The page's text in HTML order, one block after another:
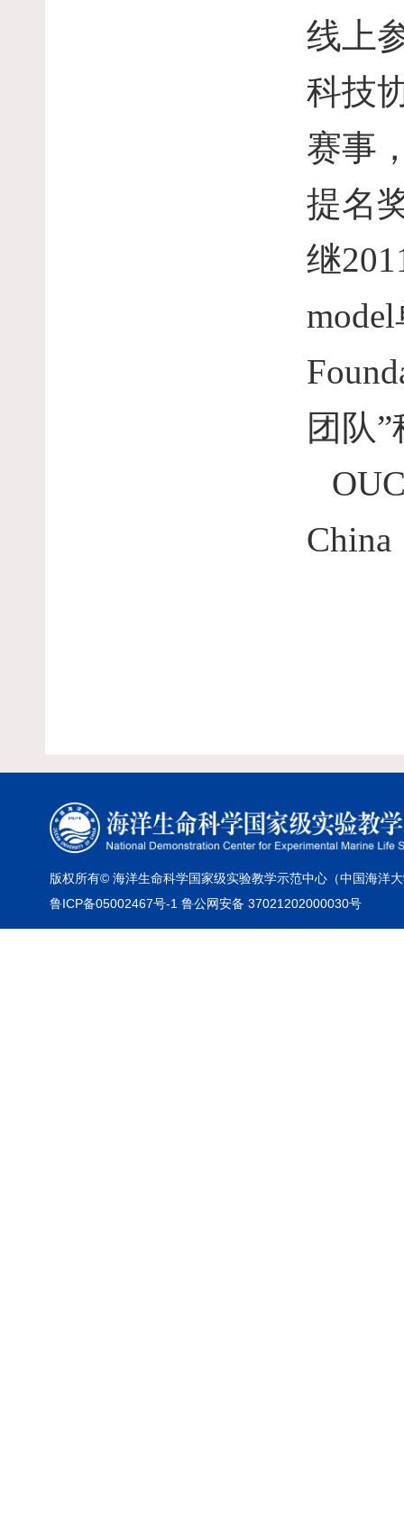
线上
科技
赛事
提名
继
model
团队
China
版权所有© 海洋生命科学国家级实验教学示范中心（中国海洋
鲁ICP备05002467号-1 鲁公网安备 37021202000030号